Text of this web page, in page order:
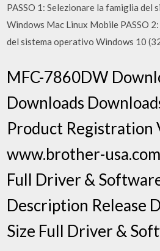
PASSO 1: Selezionare la famiglia del
Windows Mac Linux Mobile PASSO
del sistema operativo Windows 10
MFC-7860DW
Downloads
Product Registration
www.brother-
Full Driver &
Description Release
Size Full Driver &